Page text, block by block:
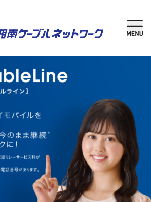
方
ご利用中の方
ルテレビ
ャンネル
ーネット